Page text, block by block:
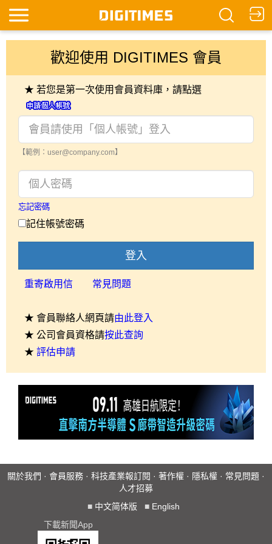
歡迎使用 DIGITIMES 會員
★ 若您是第一次使用會員資料庫，請點選
【範例：user@company.com】
忘記密碼
記住帳號密碼
登入
重寄啟用信 常見問題
★ 會員聯絡人網頁請由此登入
★ 公司會員資格請按此查詢
★ 評估申請
關於我們 · 會員服務 · 科技產業報訂閱 · 著作權 · 隱私權 · 常見問題 ·
人才招募
■ 中文简体版 ■ English
下載新聞App